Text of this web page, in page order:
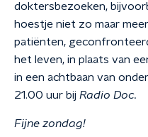
doktersbezoeken,
hoestje niet zo maar
patiënten,
het leven, in plaats van
in een achtbaan van
21.00 uur bij Radio Doc.
Fijne zondag!